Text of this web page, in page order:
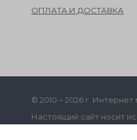
ОПЛАТА И ДОСТАВКА
© 2010 – 2026 г.
Настоящий сайт носит
офертой, определяемой